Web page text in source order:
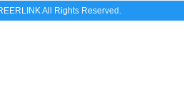
All Rights Reserved.